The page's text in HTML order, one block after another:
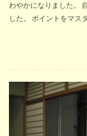
わやかになりました。
した。 ポイントをマス